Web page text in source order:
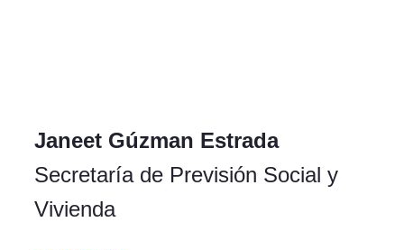
Janeet Gúzman Estrada
Secretaría de Previsión Social y
Vivienda